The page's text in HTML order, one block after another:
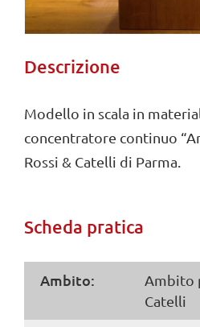
Descrizione
Modello in scala in
concentratore continuo
Rossi & Catelli di Parma.
Scheda pratica
Ambito:
Ambito
Catelli